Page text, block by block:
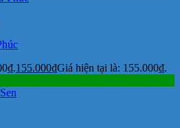
155.000₫Giá hiện tại là: 155.000₫.